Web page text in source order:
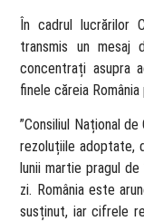
În cadrul lucrărilor
transmis un mesaj
concentrați asupra
finele căreia
”Consiliul Național
rezoluțiile adoptate,
lunii martie pragul
zi. România este
susținut, iar cifrele